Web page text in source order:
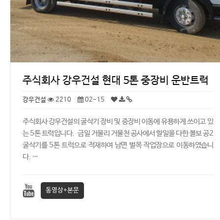
주식회사 강우건설 현대 5톤 중장비 운반트럭
강우건설 2210 02-15
주식회사 강우건설의 굴삭기 장비 및 중장비 이동에 유용하게 쓰이고 있
는 5톤 트럭입니다. 금일 거물리 거물천 공사에서 할일을 다한 볼보 공2
굴삭기를 5톤 트럭으로 적재하여 남면 벌목 작업장으로 이동하였습니
다. …
동영상+본문